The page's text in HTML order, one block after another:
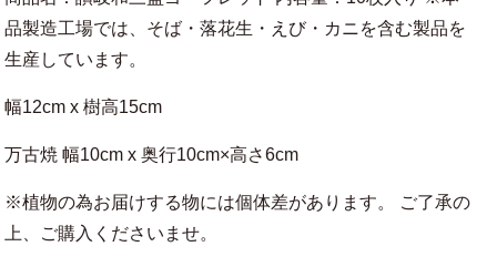
品製造工場では、そば・落花生・えび・カニを含む製品を
生産しています。
幅12cm x 樹高15cm
万古焼 幅10cm x 奥行10cm×高さ6cm
※植物の為お届けする物には個体差があります。 ご了承の
上、ご購入くださいませ。